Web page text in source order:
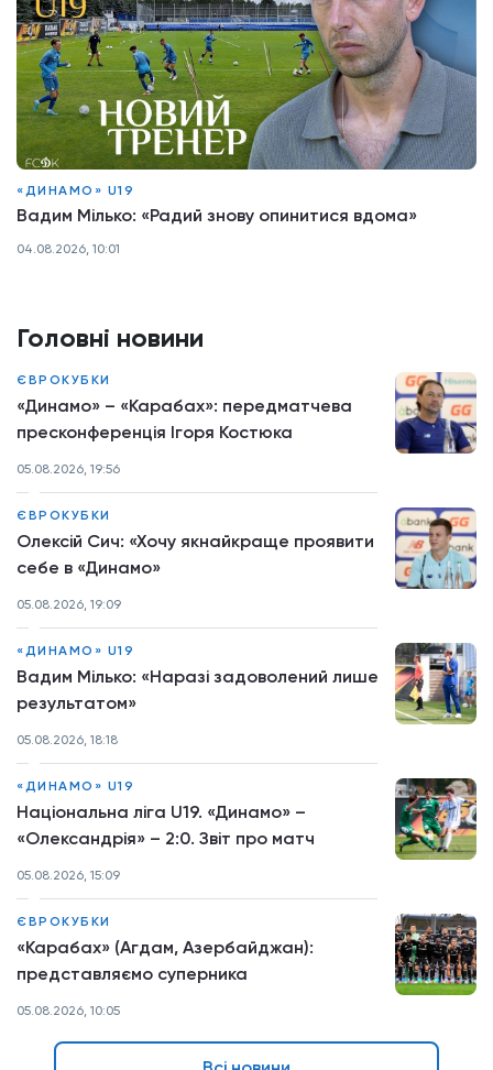
Головні новини
ЄВРОКУБКИ
«Динамо» – «Карабах»: передматчева
пресконференція Ігоря Костюка
05.08.2026, 19:56
ЄВРОКУБКИ
Олексій Сич: «Хочу якнайкраще проявити
себе в «Динамо»
05.08.2026, 19:09
«ДИНАМО» U19
Вадим Мілько: «Наразі задоволений лише
результатом»
05.08.2026, 18:18
«ДИНАМО» U19
Національна ліга U19. «Динамо» –
«Олександрія» – 2:0. Звіт про матч
05.08.2026, 15:09
ЄВРОКУБКИ
«Карабах» (Агдам, Азербайджан):
представляємо суперника
05.08.2026, 10:05
«ДИНАМО» U19
Вадим Мілько: «Радий знову опинитися вдома»
04.08.2026, 10:01